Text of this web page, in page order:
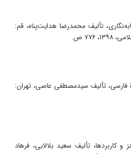
تألیف محمدرضا هدایت‌پناه، قم:
۷۷۶ ص.
فارسی، تألیف سیدمصطفی عاصی، تهران:
و کاربردها، تألیف سعید بلالایی، فرهاد